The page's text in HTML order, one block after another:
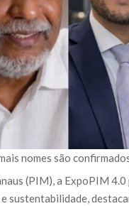
nomes são
(PIM), a ExpoPIM